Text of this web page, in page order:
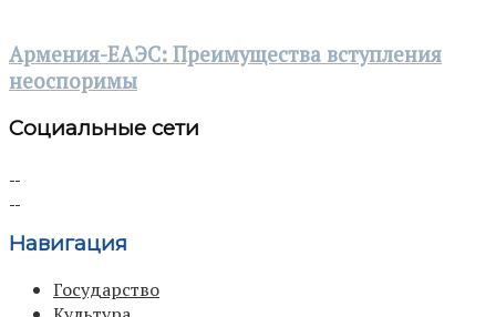
Армения-ЕАЭС: Преимущества вступления
неоспоримы
Социальные сети
Навигация
Государство